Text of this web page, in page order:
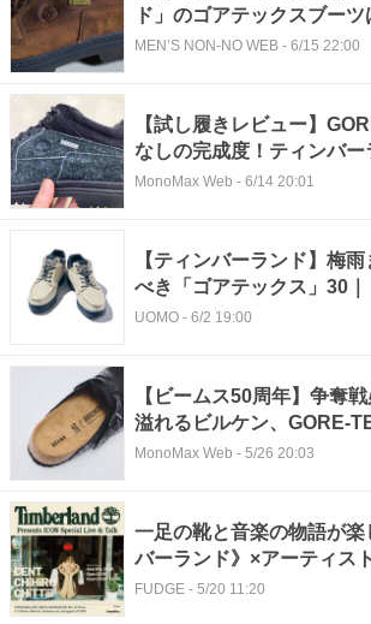
ド」のゴアテックスブー
う防水レザーが最高！
MEN’S NON-NO WEB - 6/15 22:00
【試し履きレビュー】
なしの完成度！ティンバー
クトゥ」進化版を体験レポ
MonoMax Web - 6/14 20:01
【ティンバーランド】梅
べき「ゴアテックス」30
ツ」と並ぶ名品「モックト
UOMO - 6/2 19:00
【ビームス50周年】争奪
溢れるビルケン、GORE-
ィンバー「究極別注シュー
MonoMax Web - 5/26 20:03
一足の靴と音楽の物語が
バーランド》×アーティス
のライブ＆トークイベント
FUDGE - 5/20 11:20